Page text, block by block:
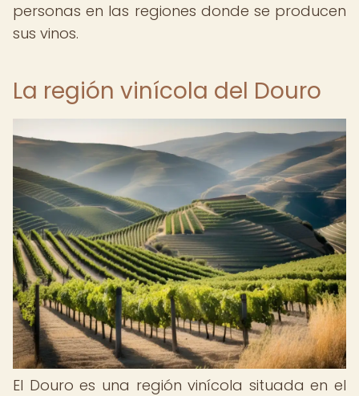
personas en las regiones donde se producen
sus vinos.
La región vinícola del Douro
El Douro es una región vinícola situada en el